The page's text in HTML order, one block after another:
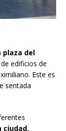
plaza del
edificios de
Este es
sentada
ciudad.